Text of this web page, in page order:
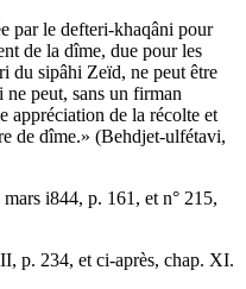
par le defteri-khaqâni pour
de la dîme, due pour les
du sipâhi Zeïd, ne peut être
peut, sans un firman
appréciation de la récolte et
de dîme.» (Behdjet-ulfétavi,
i844, p. 161, et n° 215,
p. 234, et ci-après, chap. XI.